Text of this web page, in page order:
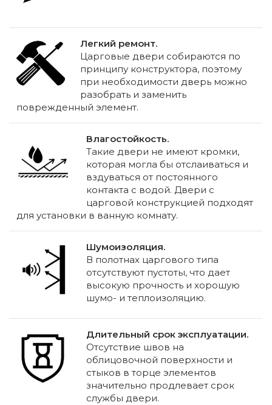
Легкий ремонт.
Царговые двери собираются по
принципу конструктора, поэтому
при необходимости дверь можно
разобрать и заменить
поврежденный элемент.
Влагостойкость.
Такие двери не имеют кромки,
которая могла бы отслаиваться и
вздуваться от постоянного
контакта с водой. Двери с
царговой конструкцией подходят
для установки в ванную комнату.
Шумоизоляция.
В полотнах царгового типа
отсутствуют пустоты, что дает
высокую прочность и хорошую
шумо- и теплоизоляцию.
Длительный срок эксплуатации.
Отсутствие швов на
облицовочной поверхности и
стыков в торце элементов
значительно продлевает срок
службы двери.